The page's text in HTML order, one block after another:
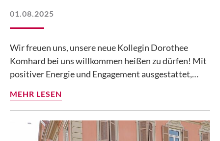
01.08.2025
Wir freuen uns, unsere neue Kollegin Dorothee
Komhard bei uns willkommen heißen zu dürfen! Mit
positiver Energie und Engagement ausgestattet,…
MEHR LESEN